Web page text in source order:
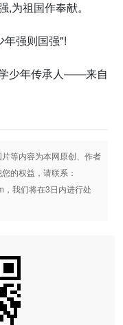
为祖国作奉献。
年强则国强"!
少年传承人——来自
等内容为本网原创、作者
的权益，请联系：
我们将在3日内进行处